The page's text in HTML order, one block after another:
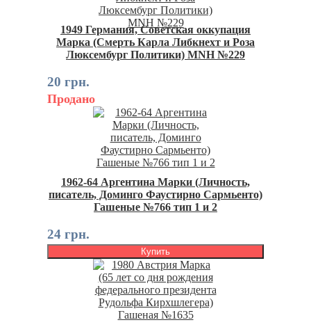
1949 Германия, Советская оккупация
Марка (Смерть Карла Либкнехт и Роза
Люксембург Политики) MNH №229
20 грн.
Продано
1962-64 Аргентина Марки (Личность,
писатель, Доминго Фаустирно Сармьенто)
Гашеные №766 тип 1 и 2
24 грн.
Купить